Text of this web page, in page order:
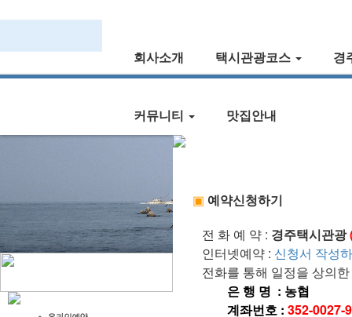
회사소개 택시관광코스 경
커뮤니티 맛집안내
▣ 예약신청하기
전 화 예 약 : 경주택시관광
인터넷예약 : 신청서 작성
전화를 통해 일정을 상의
은 행 명 : 농협
계좌번호 : 352-0027-